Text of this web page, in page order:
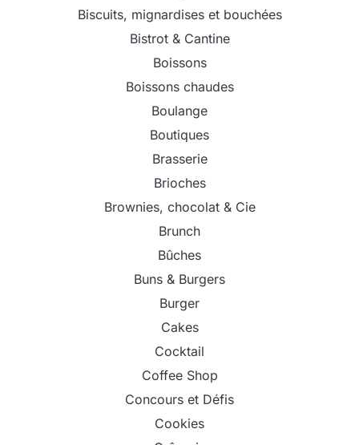
Biscuits, mignardises et bouchées
Bistrot & Cantine
Boissons
Boissons chaudes
Boulange
Boutiques
Brasserie
Brioches
Brownies, chocolat & Cie
Brunch
Bûches
Buns & Burgers
Burger
Cakes
Cocktail
Coffee Shop
Concours et Défis
Cookies